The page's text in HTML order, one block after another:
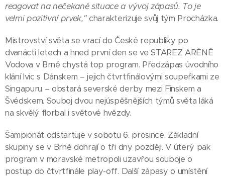
reagovat na nečekané situace a vývoj zápasů. To je
velmi pozitivní prvek,"charakterizuje svůj tým Procházka.
Mistrovství světa se vrací do České republiky po
dvanácti letech a hned první den se ve STAREZ ARÉNĚ
Vodova v Brně chystá top program. Předzápas úvodního
klání lvic s Dánskem – jejich čtvrtfinálovými soupeřkami ze
Singapuru – obstará severské derby mezi Finskem a
Švédskem. Souboj dvou nejúspěšnějších týmů světa láká
na skvělý florbal i světové hvězdy.
Šampionát odstartuje v sobotu 6. prosince. Základní
skupiny se v Brně dohrají o tři dny později. V úterý pak
program v moravské metropoli uzavřou souboje o
postup do čtvrtfinále play-off. Další zápasy o umístění